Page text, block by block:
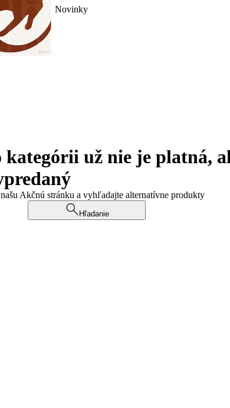
Novinky
už nie je platná,
Akčnú stránku a vyhľadajte alternatívne produkty
Hľadanie